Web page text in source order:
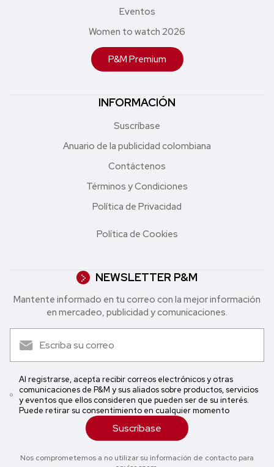
Eventos
Women to watch 2026
P&M Premium
INFORMACIÓN
Suscríbase
Anuario de la publicidad colombiana
Contáctenos
Términos y Condiciones
Política de Privacidad
Política de Cookies
NEWSLETTER P&M
Mantente informado en tu correo con la mejor in formación
en mercadeo, publicidad y comunicaciones.
Al registrarse, acepta recibir correos electrónicos y otras
comunicaciones de P&M y sus aliados sobre productos, servicios
y eventos que ellos consideren que pueden ser de su interés.
Puede retirar su consentimiento en cualquier momento
Suscríbase
Nos comprometemos a no utilizar su información de contacto para